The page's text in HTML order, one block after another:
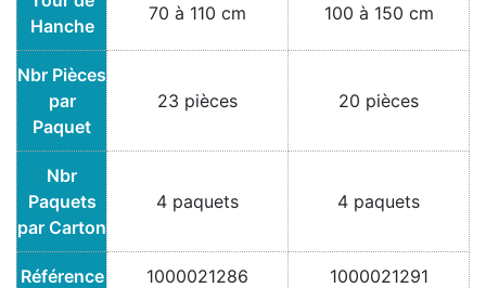
Hanche
70 à 110 cm 100 à 150 cm
Nbr Pièces
par
Paquet
23 pièces 20 pièces
Nbr
Paquets
par Carton
4 paquets 4 paquets
Référence 1000021286 1000021291